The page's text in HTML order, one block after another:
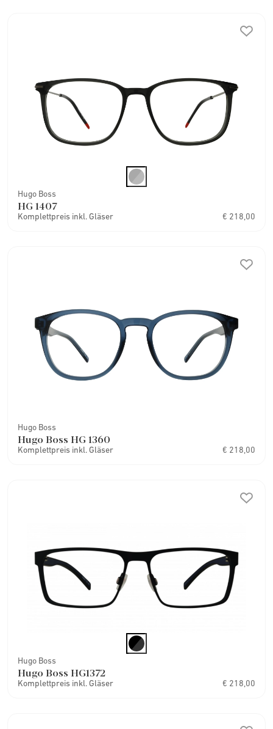
Hugo Boss
HG 1407
Komplettpreis inkl. Gläser € 218,00
Hugo Boss
Hugo Boss HG 1360
Komplettpreis inkl. Gläser € 218,00
Hugo Boss
Hugo Boss HG1372
Komplettpreis inkl. Gläser € 218,00